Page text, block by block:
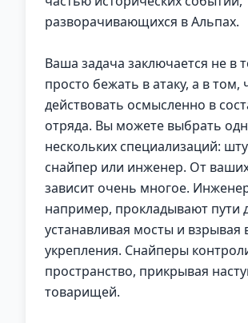
разворачивающихся в Альпах.
Ваша задача заключается не в
просто бежать в атаку, а в том,
действовать осмысленно в
отряда. Вы можете выбрать
нескольких специализаций:
снайпер или инженер. От
зависит очень многое.
например, прокладывают пути
устанавливая мосты и взрывая
укрепления. Снайперы
пространство, прикрывая
товарищей.